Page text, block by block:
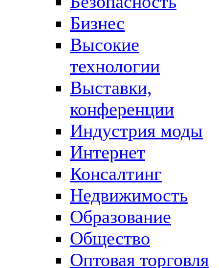
Бизнес
Высокие
технологии
Выставки,
конференции
Индустрия моды
Интернет
Консалтинг
Недвижимость
Образование
Общество
Оптовая торговля